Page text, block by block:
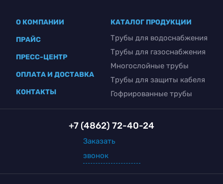
О КОМПАНИИ
ПРАЙС
ПРЕСС-ЦЕНТР
ОПЛАТА И ДОСТАВКА
КОНТАКТЫ
КАТАЛОГ ПРОДУКЦИИ
Трубы для водоснабжения
Трубы для газоснабжения
Многослойные трубы
Трубы для защиты кабеля
Гофрированные трубы
+7 (4862) 72-40-24
Заказать
звонок